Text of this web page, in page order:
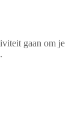
gaan om je
.